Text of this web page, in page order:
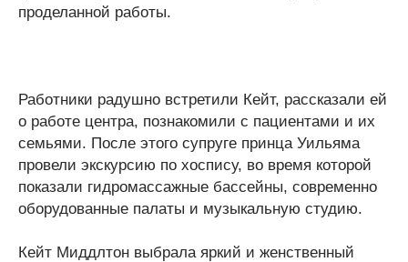
проделанной работы.
Работники радушно встретили Кейт, рассказали ей
о работе центра, познакомили с пациентами и их
семьями. После этого супруге принца Уильяма
провели экскурсию по хоспису, во время которой
показали гидромассажные бассейны, современно
оборудованные палаты и музыкальную студию.
Кейт Миддлтон выбрала яркий и женственный